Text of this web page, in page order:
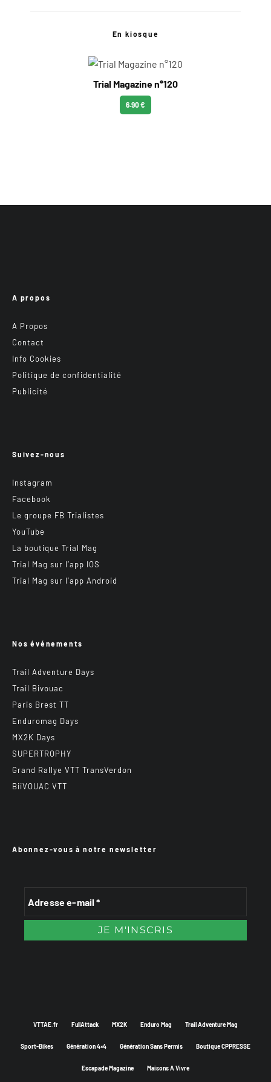
En kiosque
Trial Magazine n°120
6.90 €
A propos
A Propos
Contact
Info Cookies
Politique de confidentialité
Publicité
Suivez-nous
Instagram
Facebook
Le groupe FB Trialistes
YouTube
La boutique Trial Mag
Trial Mag sur l’app IOS
Trial Mag sur l’app Android
Nos événements
Trail Adventure Days
Trail Bivouac
Paris Brest TT
Enduromag Days
MX2K Days
SUPERTROPHY
Grand Rallye VTT TransVerdon
BiiVOUAC VTT
Abonnez-vous à notre newsletter
VTTAE.fr FullAttack MX2K Enduro Mag Trail Adventure Mag
Sport-Bikes Génération 4×4 Génération Sans Permis Boutique CPPRESSE
Escapade Magazine Maisons A Vivre